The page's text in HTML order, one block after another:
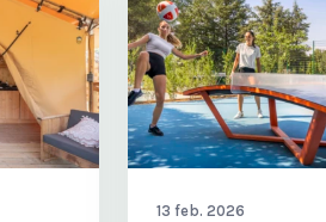
13 feb. 2026